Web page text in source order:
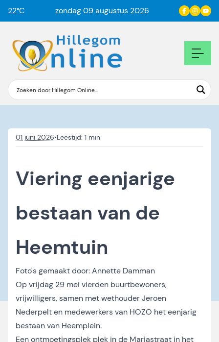
22°C zondag 09 augustus 2026
01 juni 2026•
Viering eenjarige
bestaan van de
Heemtuin
Foto's gemaakt door:Annette Damman
Op vrijdag 29 mei vierden buurtbewoners,
vrijwilligers, samen met wethouder Jeroen
Nederpelt en medewerkers van HOZO het eenjarig
bestaan van Heemplein.
Een ontmoetingsplek plek in de Mariastraat in het